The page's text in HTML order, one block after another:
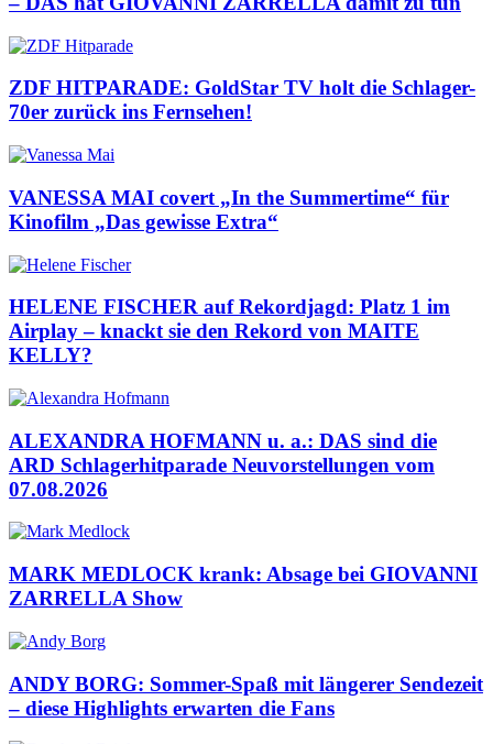
ZDF HITPARADE: GoldStar TV holt die Schlager-
70er zurück ins Fernsehen!
VANESSA MAI covert „In the Summertime“ für
Kinofilm „Das gewisse Extra“
HELENE FISCHER auf Rekordjagd: Platz 1 im
Airplay – knackt sie den Rekord von MAITE
KELLY?
ALEXANDRA HOFMANN u. a.: DAS sind die
ARD Schlagerhitparade Neuvorstellungen vom
07.08.2026
MARK MEDLOCK krank: Absage bei GIOVANNI
ZARRELLA Show
ANDY BORG: Sommer-Spaß mit längerer Sendezeit
– diese Highlights erwarten die Fans